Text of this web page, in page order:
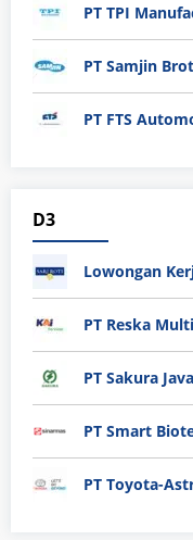
PT TPI
PT Samjin
PT FTS
D3
PT Reska
PT Sakura
PT Smart
PT Toyota-